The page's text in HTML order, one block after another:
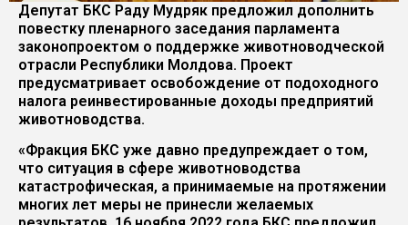
Депутат БКС Раду Мудряк предложил дополнить
повестку пленарного заседания парламента
законопроектом о поддержке животноводческой
отрасли Республики Молдова. Проект
предусматривает освобождение от подоходного
налога реинвестированные доходы предприятий
животноводства.
«Фракция БКС уже давно предупреждает о том,
что ситуация в сфере животноводства
катастрофическая, а принимаемые на протяжении
многих лет меры не принесли желаемых